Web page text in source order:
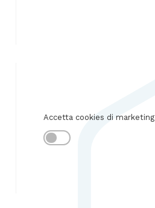
Accetta cookies di marketing